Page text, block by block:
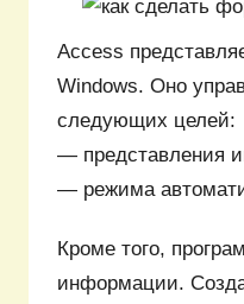
Access
Windows. Оно
следующих целей:
— представления
— режима
Кроме того,
информации.